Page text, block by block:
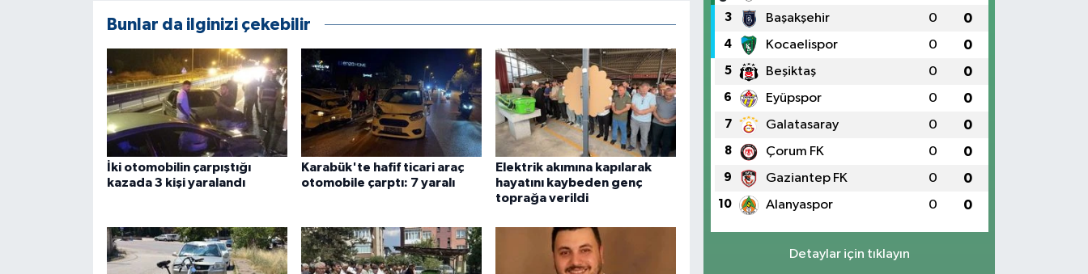
Bunlar da ilginizi çekebilir
İki otomobilin çarpıştığı
kazada 3 kişi yaralandı
Karabük'te hafif ticari araç
otomobile çarptı: 7 yaralı
Elektrik akımına kapılarak
hayatını kaybeden genç
toprağa verildi
3 Başakşehir 0 0
4 Kocaelispor 0 0
5 Beşiktaş 0 0
6 Eyüpspor 0 0
7 Galatasaray 0 0
8 Çorum FK 0 0
9 Gaziantep FK 0 0
10 Alanyaspor 0 0
Detaylar için tıklayın
TEKNOLOJİ
ÜLKE GÜNDEMİ